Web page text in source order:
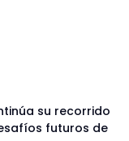
su recorrido
futuros de